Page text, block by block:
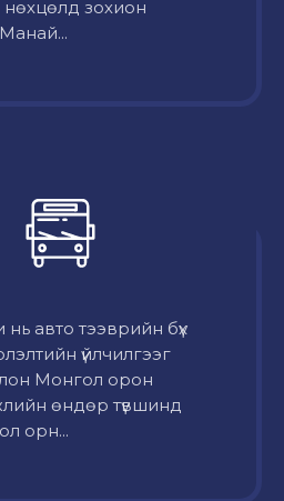
зохион
авто тээврийн бүх
үйлчилгээг
Монгол орон
өндөр түвшинд
орн...